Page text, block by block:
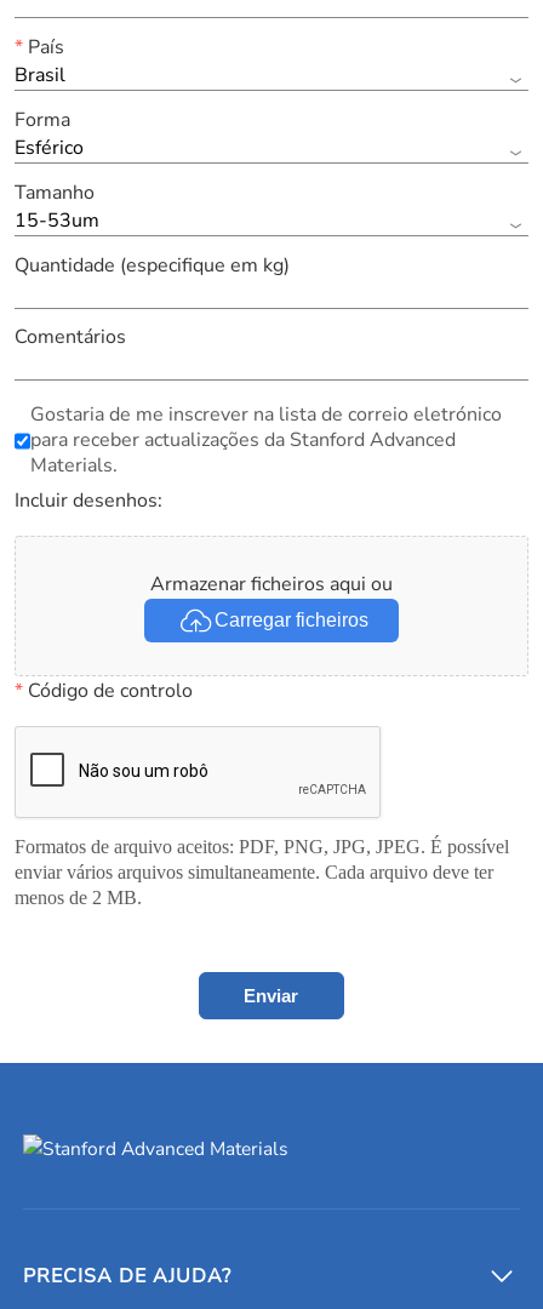
*País
Brasil
Forma
Esférico
Tamanho
15-53um
Quantidade (especifique em kg)
Comentários
Gostaria de me inscrever na lista de correio eletrónico
para receber actualizações da Stanford Advanced
Materials.
Incluir desenhos:
Armazenar ficheiros aqui ou
Carregar ficheiros
*Código de controlo
Formatos de arquivo aceitos: PDF, PNG, JPG, JPEG. É possível
enviar vários arquivos simultaneamente. Cada arquivo deve ter
menos de 2 MB.
Enviar
PRECISA DE AJUDA?